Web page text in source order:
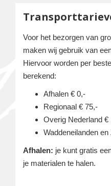
Voor het bezorgen van
maken wij gebruik van
Hiervoor worden per
berekend:
Afhalen € 0,-
Regionaal € 75,-
Overig Nederland €
Waddeneilanden
Afhalen: je kunt gratis
je materialen te halen.